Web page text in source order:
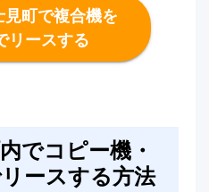
見町で複合機を
リースする
でコピー機・
ースする方法